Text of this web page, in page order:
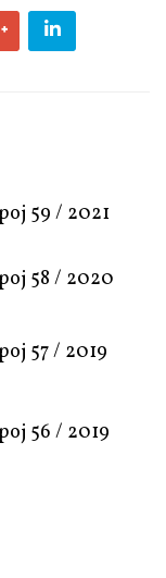
59 / 2021
58 / 2020
57 / 2019
56 / 2019